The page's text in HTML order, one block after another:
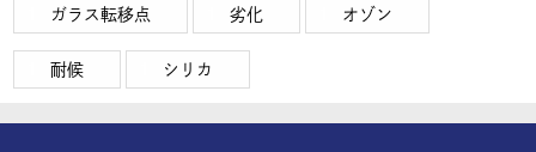
ガラス転移点 劣化 オゾン
耐候 シリカ